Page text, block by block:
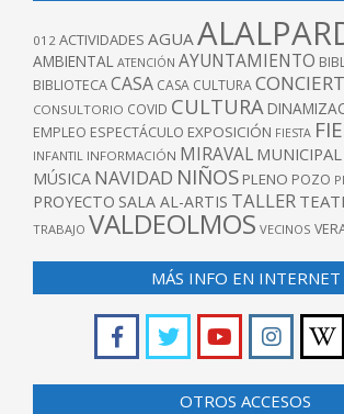
012 ACTIVIDADES AGUA
AMBIENTAL ATENCIÓN AYUNTAMIENTO
BIBLIOTECACASA CASA CULTURA
CONSULTORIO COVID CULTURA
EMPLEO ESPECTÁCULO EXPOSICIÓN FIESTA
INFANTIL INFORMACIÓN MIRAVAL MUNICIPAL
MÚSICA NAVIDAD NIÑOS PLENO POZO
PROYECTO SALA AL-ARTIS TALLER
TRABAJO VALDEOLMOS VECINOS
MÁS INFO EN INTERNET
OTROS ACCESOS